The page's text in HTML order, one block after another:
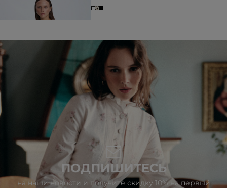
ПОДПИШИТЕСЬ
на наши новости и получите скидку 10% на первый